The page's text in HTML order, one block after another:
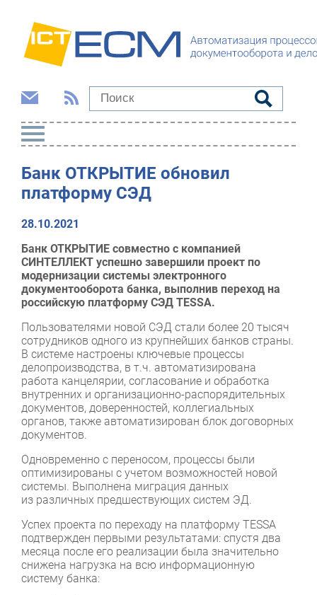
Банк ОТКРЫТИЕ обновил
платформу СЭД
28.10.2021
Банк ОТКРЫТИЕ совместно с компанией
СИНТЕЛЛЕКТ успешно завершили проект по
модернизации системы электронного
документооборота банка, выполнив переход на
российскую платформу СЭД TESSA.
Пользователями новой СЭД стали более 20 тысяч
сотрудников одного из крупнейших банков страны.
В системе настроены ключевые процессы
делопроизводства, в т.ч. автоматизирована
работа канцелярии, согласование и обработка
внутренних и организационно-распорядительных
документов, доверенностей, коллегиальных
органов, также автоматизирован блок договорных
документов.
Одновременно с переносом, процессы были
оптимизированы с учетом возможностей новой
системы. Выполнена миграция данных
из различных предшествующих систем ЭД.
Успех проекта по переходу на платформу TESSA
подтвержден первыми результатами: спустя два
месяца после его реализации была значительно
снижена нагрузка на всю информационную
систему банка: